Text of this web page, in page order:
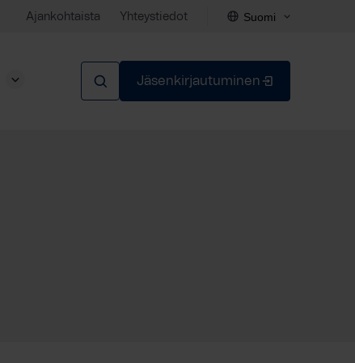
Ajankohtaista Yhteystiedot Suomi
Jäsenkirjautuminen